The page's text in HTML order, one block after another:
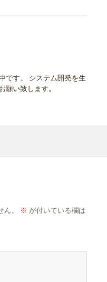
です。 システム開発を生
願い致します。
。 ※ が付いている欄は